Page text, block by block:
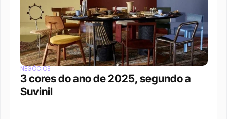
NEGÓCIOS
3 cores do ano de 2025, segundo a
Suvinil